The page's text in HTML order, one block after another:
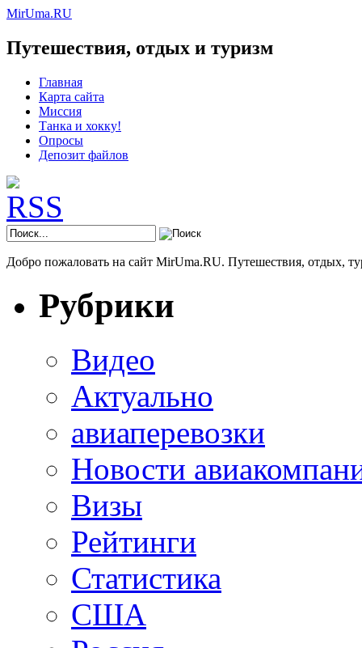
MirUma.RU
Путешествия, отдых и туризм
Главная
Карта сайта
Миссия
Танка и хокку!
Опросы
Депозит файлов
Добро пожаловать на сайт MirUma.RU. Путешествия, отдых,
Рубрики
Видео
Актуально
авиаперевозки
Новости
Визы
Рейтинги
Статистика
США